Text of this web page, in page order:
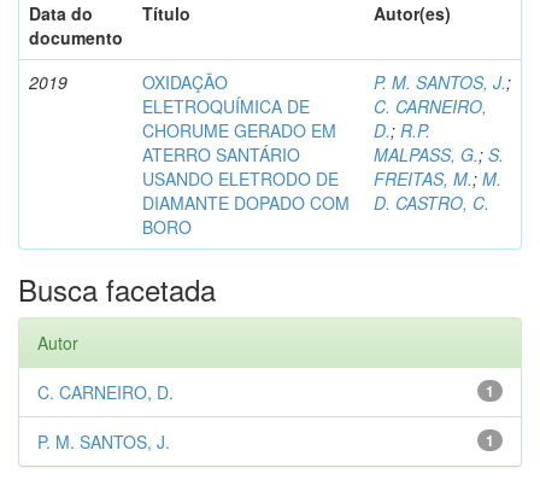
Data do
documento
Título Autor(es)
2019
OXIDAÇÃO
ELETROQUÍMICA DE
CHORUME GERADO EM
ATERRO SANTÁRIO
USANDO ELETRODO DE
DIAMANTE DOPADO COM
BORO
P. M. SANTOS, J.;
C. CARNEIRO,
D.; R.P.
MALPASS, G.; S.
FREITAS, M.; M.
D. CASTRO, C.
Busca facetada
Autor
1
C. CARNEIRO, D.
1
P. M. SANTOS, J.